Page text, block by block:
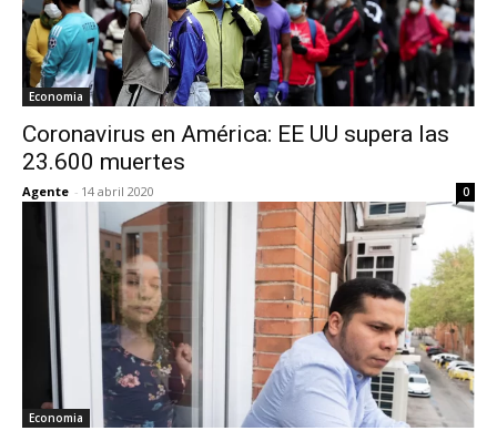
Economia
Coronavirus en América: EE UU supera las
23.600 muertes
Agente - 14 abril 2020 0
Economia